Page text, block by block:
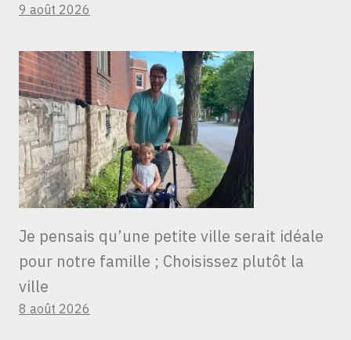
9 août 2026
Je pensais qu’une petite ville serait idéale
pour notre famille ; Choisissez plutôt la
ville
8 août 2026